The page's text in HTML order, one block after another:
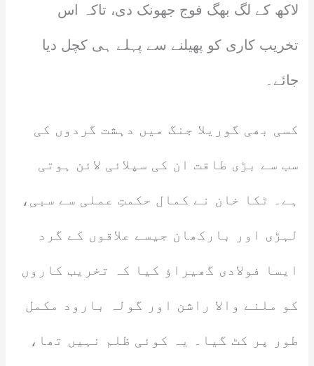
لاکھ کے لگ بھگ فوج جھونک دی، تاکہ اس
تخریب کاری کو پھیلنے سے پہلے ہی کچل دیا
جائے۔
کسی بھی گوریلا جنگ میں دہشت گردوں کی
سب سے بڑی طاقت ان کی سپلائی لائن ہوتی
ہے۔ ٹکا خان نے کمال حکمتِ عملی سے سبی،
لہڑی اور بارکھان جیسے علاقوں کے گرد
ایسا فولادی گھیراؤ کیا کہ تخریب کاروں
کو ملنے والا راشن اور گولہ بارود مکمل
طور پر کٹ گیا۔ یہ کوئی ظلم نہیں تھا،